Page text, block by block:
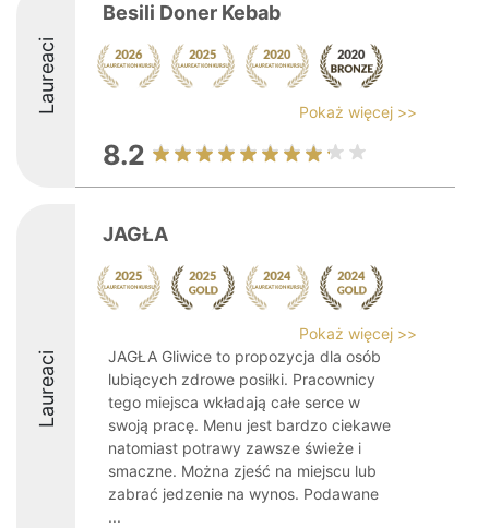
Laureaci
Besili Doner Kebab
Pokaż więcej >>
8.2
Laureaci
JAGŁA
Pokaż więcej >>
JAGŁA Gliwice to propozycja dla osób
lubiących zdrowe posiłki. Pracownicy
tego miejsca wkładają całe serce w
swoją pracę. Menu jest bardzo ciekawe
natomiast potrawy zawsze świeże i
smaczne. Można zjeść na miejscu lub
zabrać jedzenie na wynos. Podawane
...